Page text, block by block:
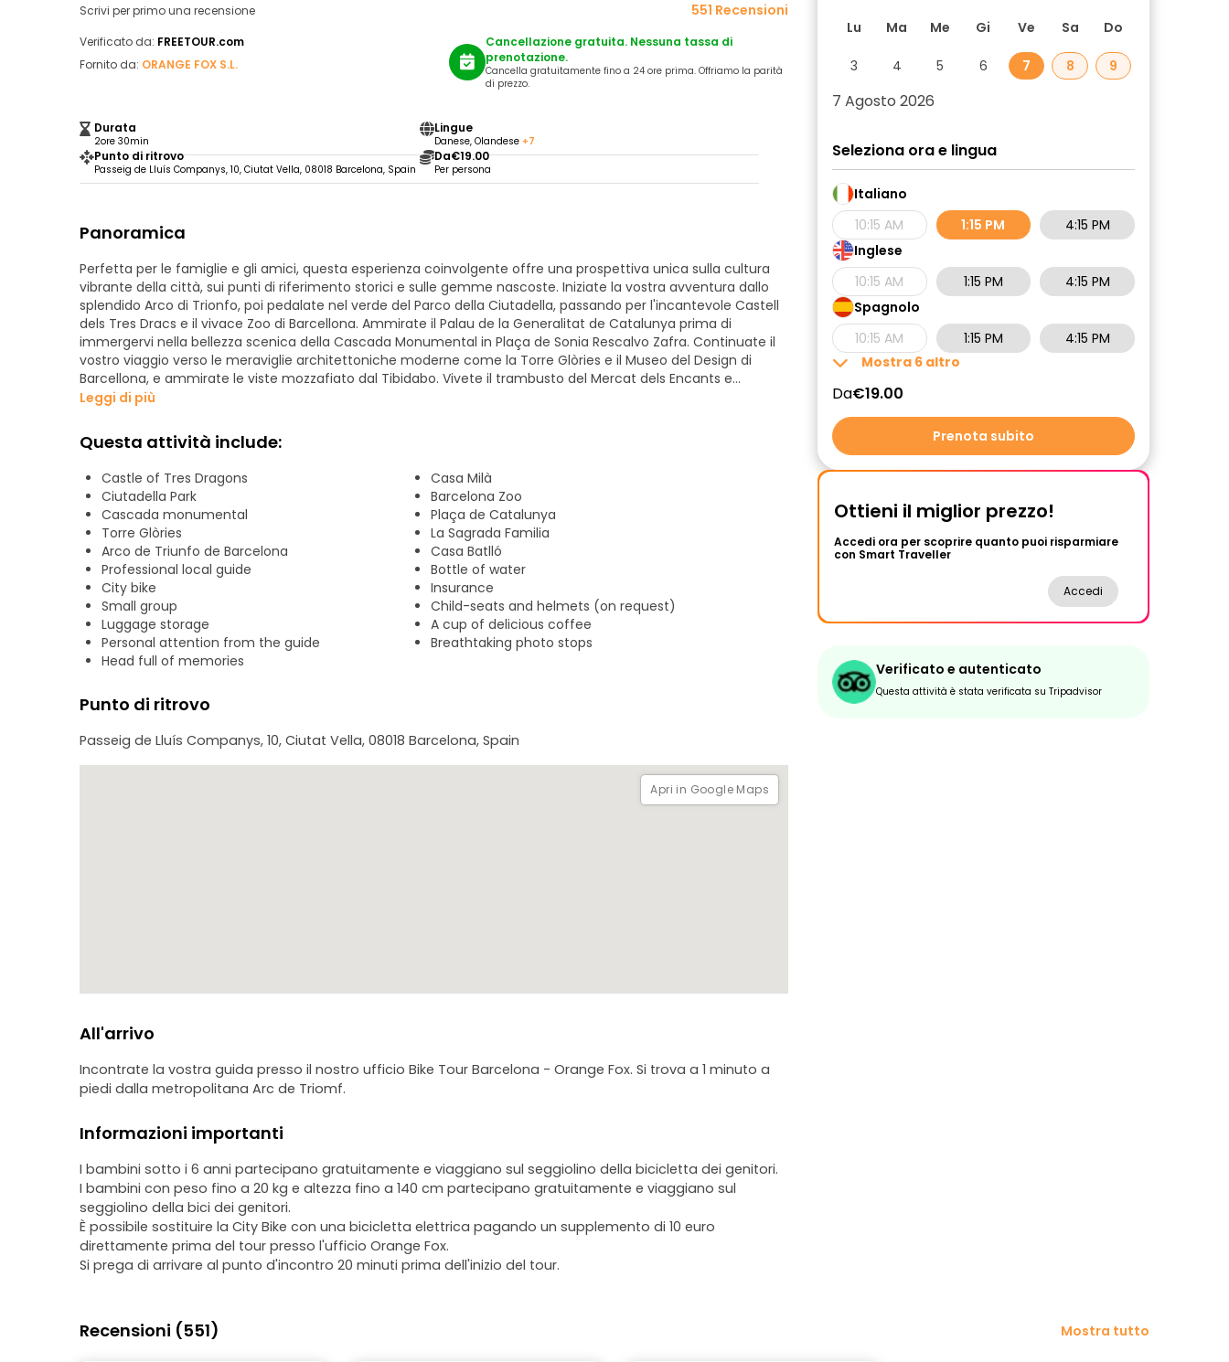
Scrivi per primo una recensione 551 Recensioni
Verificato da: FREETOUR.com
Fornito da: ORANGE FOX S.L.
Durata
2ore 30min
Lingue
Danese, Olandese +7
Punto di ritrovo
Passeig de Lluís Companys, 10, Ciutat Vella, 08018 Barcelona, Spain
Da€19.00
Per persona
Cancellazione gratuita. Nessuna tassa di
prenotazione.
Cancella gratuitamente fino a 24 ore prima. Offriamo la parità
di prezzo.
Panoramica
Perfetta per le famiglie e gli amici, questa esperienza coinvolgente offre una prospettiva unica sulla cultura
vibrante della città, sui punti di riferimento storici e sulle gemme nascoste. Iniziate la vostra avventura dallo
splendido Arco di Trionfo, poi pedalate nel verde del Parco della Ciutadella, passando per l'incantevole Castell
dels Tres Dracs e il vivace Zoo di Barcellona. Ammirate il Palau de la Generalitat de Catalunya prima di
immergervi nella bellezza scenica della Cascada Monumental in Plaça de Sonia Rescalvo Zafra. Continuate il
vostro viaggio verso le meraviglie architettoniche moderne come la Torre Glòries e il Museo del Design di
Barcellona, e ammirate le viste mozzafiato dal Tibidabo. Vivete il trambusto del Mercat dels Encants e
godetevi le attrazioni culturali de L'Auditori e del Teatro Nazionale di Catalogna. Ammirate La Monumental, poi
Batlló e Casa Amatller lungo l'animato Passeig de Gracia. Concludete il vostro tour nella vivace Plaça de
Catalunya e nella vibrante Rambla, assicurandovi un'esperienza memorabile del fascino e del patrimonio di
Barcellona.
Leggi di più
Questa attività include:
Castle of Tres Dragons
Casa Milà
Ciutadella Park
Barcelona Zoo
Cascada monumental
Plaça de Catalunya
Torre Glòries
La Sagrada Familia
Arco de Triunfo de Barcelona
Casa Batlló
Professional local guide
Bottle of water
City bike
Insurance
Small group
Child-seats and helmets (on request)
Luggage storage
A cup of delicious coffee
Personal attention from the guide
Breathtaking photo stops
Head full of memories
Punto di ritrovo
Passeig de Lluís Companys, 10, Ciutat Vella, 08018 Barcelona, Spain
Apri in Google Maps
All'arrivo
Incontrate la vostra guida presso il nostro ufficio Bike Tour Barcelona - Orange Fox. Si trova a 1 minuto a
piedi dalla metropolitana Arc de Triomf.
Informazioni importanti
I bambini sotto i 6 anni partecipano gratuitamente e viaggiano sul seggiolino della bicicletta dei genitori.
I bambini con peso fino a 20 kg e altezza fino a 140 cm partecipano gratuitamente e viaggiano sul
seggiolino della bici dei genitori.
È possibile sostituire la City Bike con una bicicletta elettrica pagando un supplemento di 10 euro
direttamente prima del tour presso l'ufficio Orange Fox.
Si prega di arrivare al punto d'incontro 20 minuti prima dell'inizio del tour.
Recensioni (551) Mostra tutto
Lu Ma Me Gi Ve Sa Do
3 4 5 6 7 8 9
7 Agosto 2026
Seleziona ora e lingua
Italiano
10:15 AM
1:15 PM
4:15 PM
Inglese
10:15 AM
1:15 PM
4:15 PM
Spagnolo
10:15 AM
1:15 PM
4:15 PM
Mostra 6 altro
Da€19.00
Prenota subito
Ottieni il miglior prezzo!
Accedi ora per scoprire quanto puoi risparmiare
con Smart Traveller
Accedi
Verificato e autenticato
Questa attività è stata verificata su Tripadvisor